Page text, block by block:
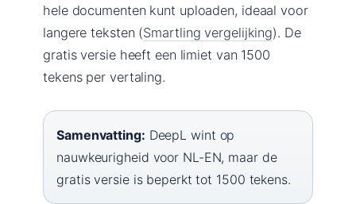
hele documenten kunt uploaden, ideaal voor
langere teksten (Smartling vergelijking). De
gratis versie heeft een limiet van 1500
tekens per vertaling.
Samenvatting: DeepL wint op
nauwkeurigheid voor NL-EN, maar de
gratis versie is beperkt tot 1500 tekens.